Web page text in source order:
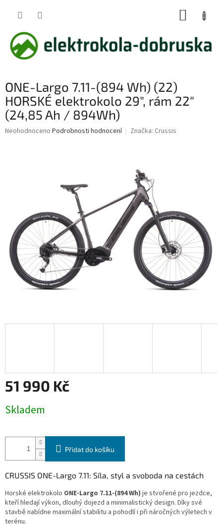
ONE-Largo 7.11-(894 Wh) (22)
HORSKÉ elektrokolo 29", rám 22"
(24,85 Ah / 894Wh)
Průměrné
Neohodnoceno Podrobnosti hodnocení Značka: Crussis
51 990 Kč
cena:
Skladem
Přidat do košíku
CRUSSIS ONE-Largo 7.11: Síla, styl a svoboda na cestách
Horské elektrokolo ONE-Largo 7.11-(894 Wh) je stvořené pro jezdce,
kteří hledají výkon, dlouhý dojezd a minimalistický design. Díky své
stavbě nabídne maximální stabilitu a pohodlí i při náročných výletech v
terénu.